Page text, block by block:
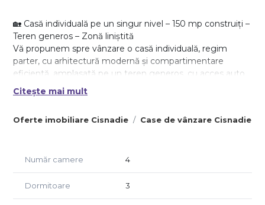
Oferte imobiliare Cisnadie Case de vânzare Cisnadie
🏡 Casă individuală pe un singur nivel – 150 mp construiți –
Teren generos – Zonă liniștită
Vă propunem spre vânzare o casă individuală, regim
parter, cu arhitectură modernă și compartimentare
eficientă, amplasată pe un teren generos, cu acces auto
și pietonal separat.
confort, intimitate și funcționalitate, totul pe un singur
📐 Date tehnice:
Suprafață utilă: aproximativ 130 mp
Citește mai mult
Număr camere 4
Dormitoare 3